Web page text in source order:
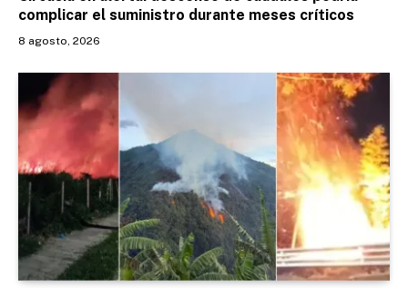
complicar el suministro durante meses críticos
8 agosto, 2026